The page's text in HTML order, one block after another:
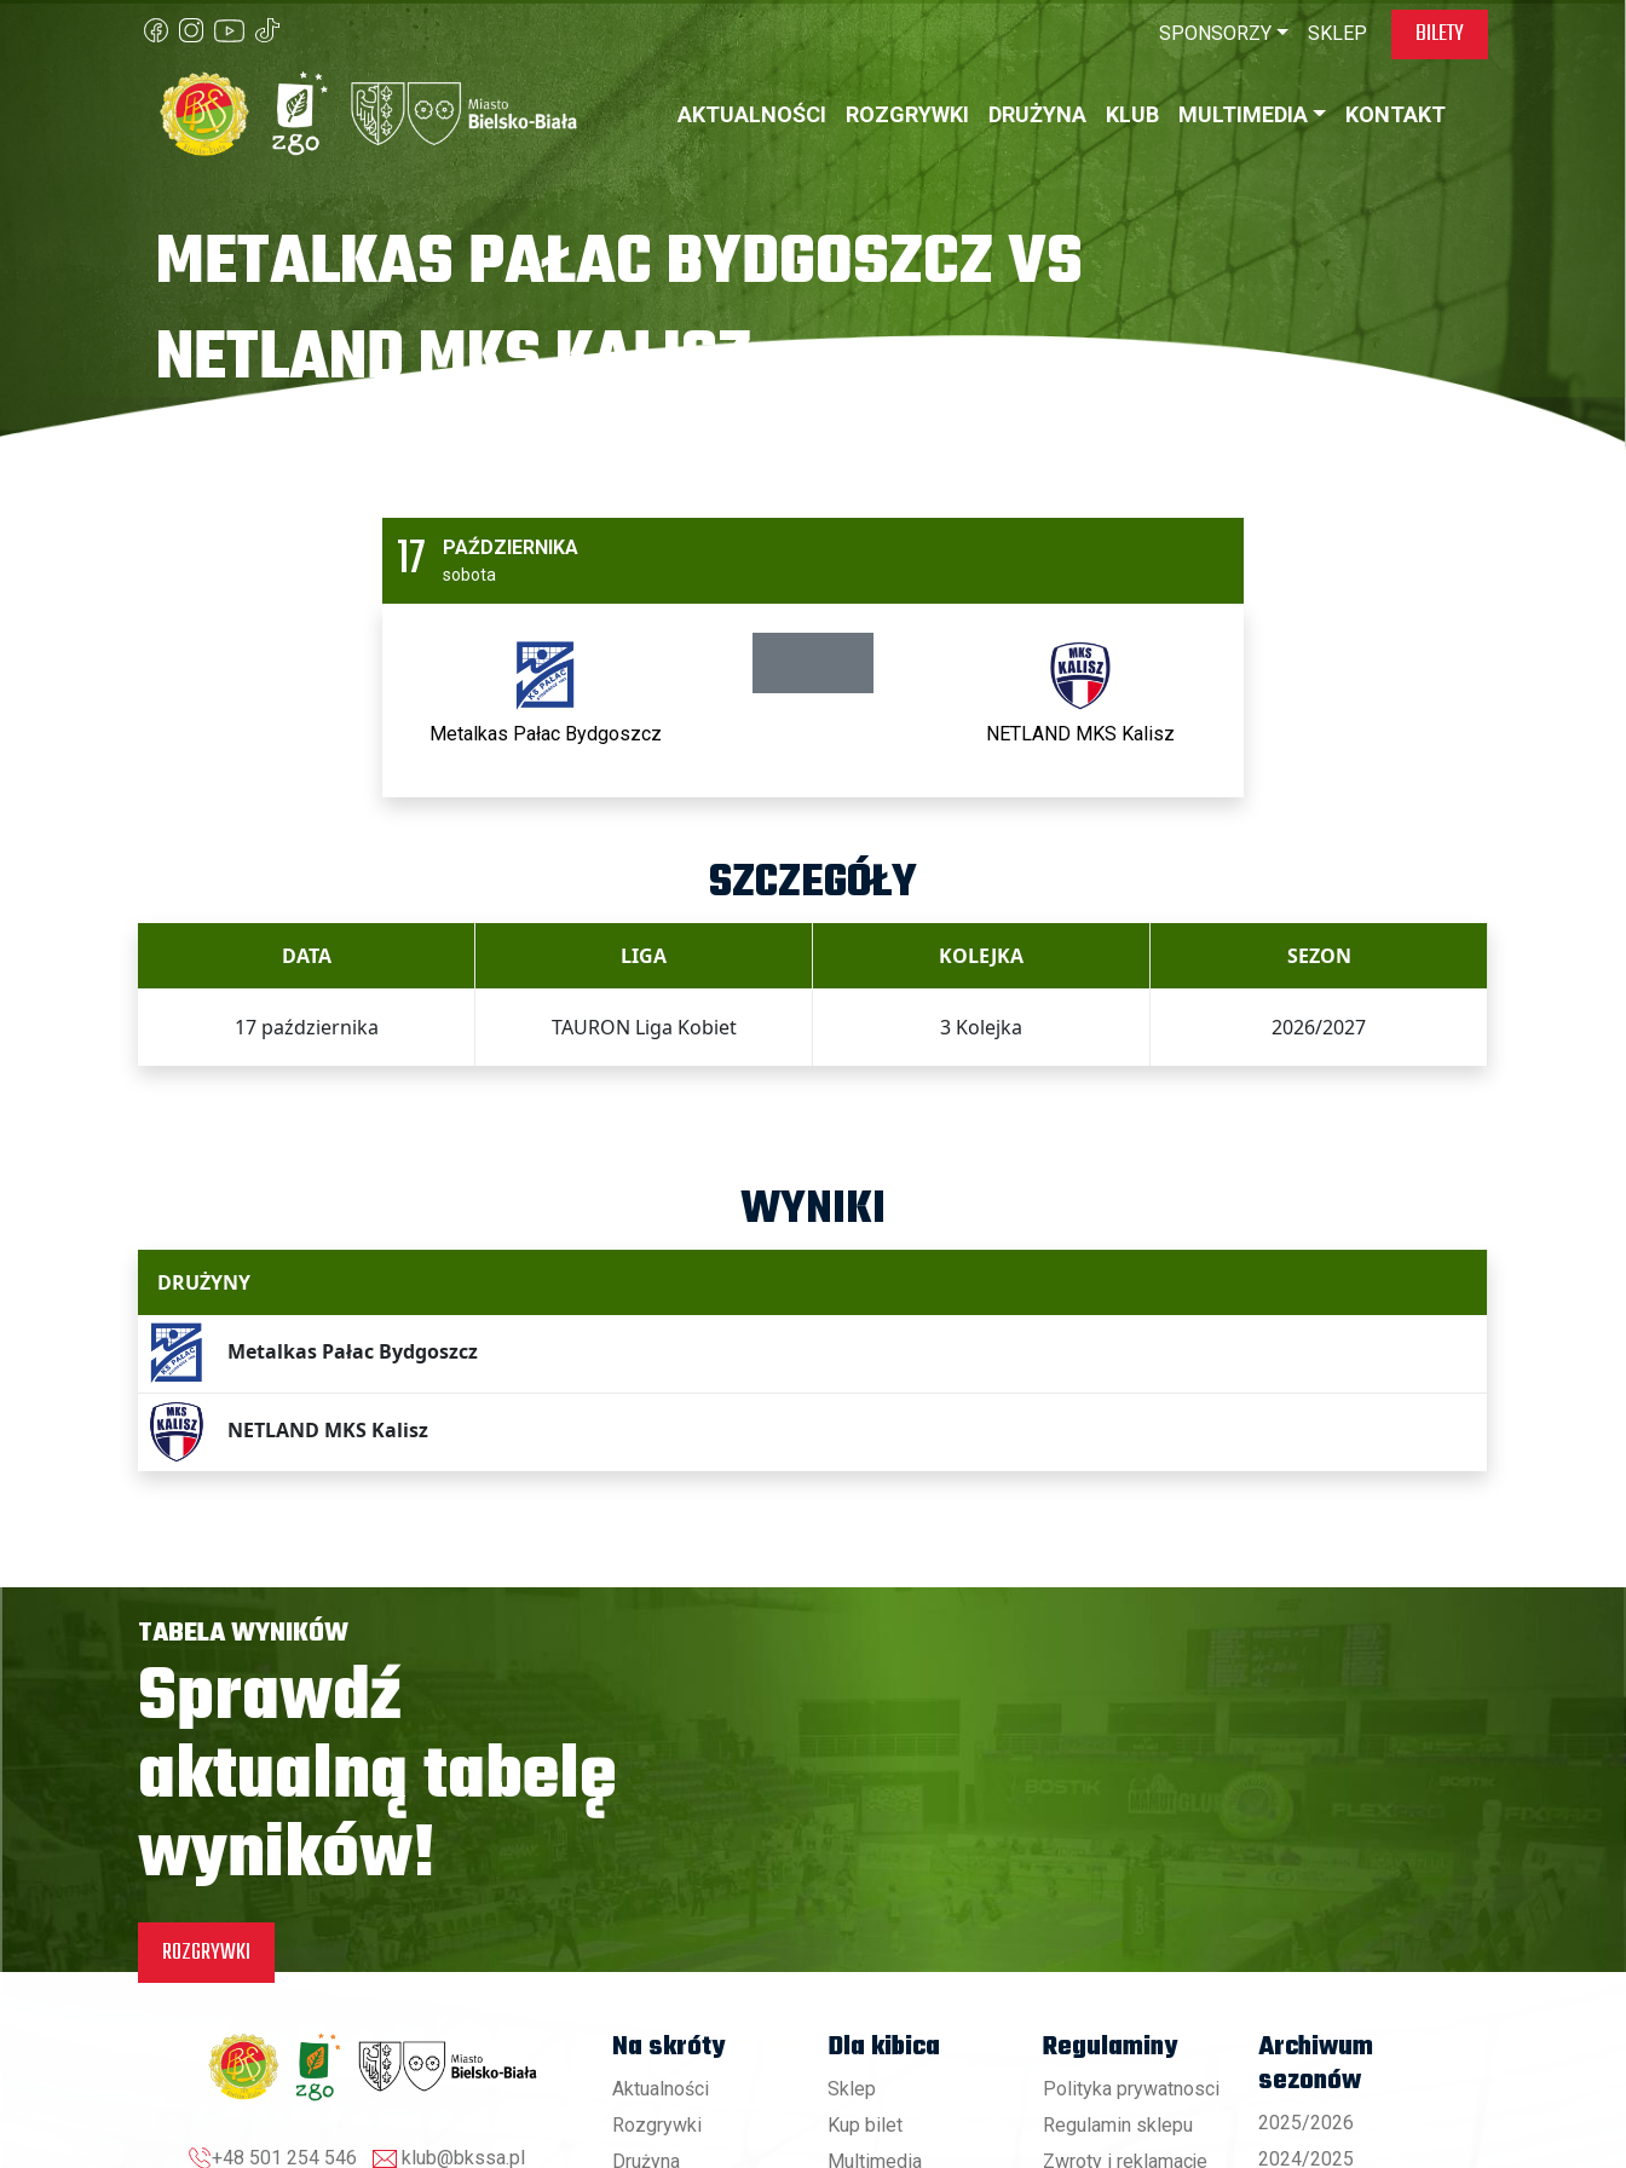
SPONSORZY SKLEP BILETY
AKTUALNOŚCI ROZGRYWKI DRUŻYNA KLUB MULTIMEDIA KONTAKT
METALKAS PAŁAC BYDGOSZCZ VS
NETLAND MKS KALISZ
17 PAŹDZIERNIKA
sobota
Metalkas Pałac Bydgoszcz NETLAND MKS Kalisz
SZCZEGÓŁY
DATA
17 października
LIGA
TAURON Liga Kobiet
KOLEJKA
3 Kolejka
SEZON
2026/2027
WYNIKI
DRUŻYNY
Metalkas Pałac Bydgoszcz
NETLAND MKS Kalisz
TABELA WYNIKÓW
Sprawdź
aktualną tabelę
wyników!
ROZGRYWKI
+48 501 254 546 klub@bkssa.pl
Na skróty
Aktualności
Rozgrywki
Drużyna
Dla kibica
Sklep
Kup bilet
Multimedia
Regulaminy
Polityka prywatnosci
Regulamin sklepu
Zwroty i reklamacje
Archiwum
sezonów
2025/2026
2024/2025